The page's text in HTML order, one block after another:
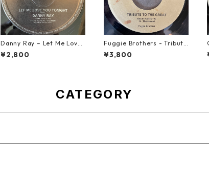
Danny Ray – Let Me Love
You Tonight【12-30001】
¥2,800
Fuggie Brothers - Tribute
To The Great【7-21765】
¥3,800
CATEGORY